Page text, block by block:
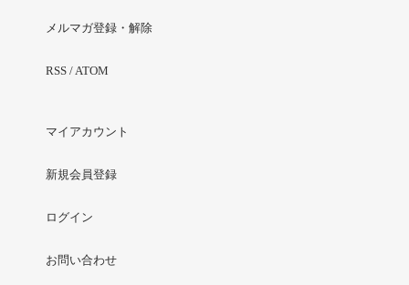
メルマガ登録・解除
RSS / ATOM
マイアカウント
新規会員登録
ログイン
お問い合わせ